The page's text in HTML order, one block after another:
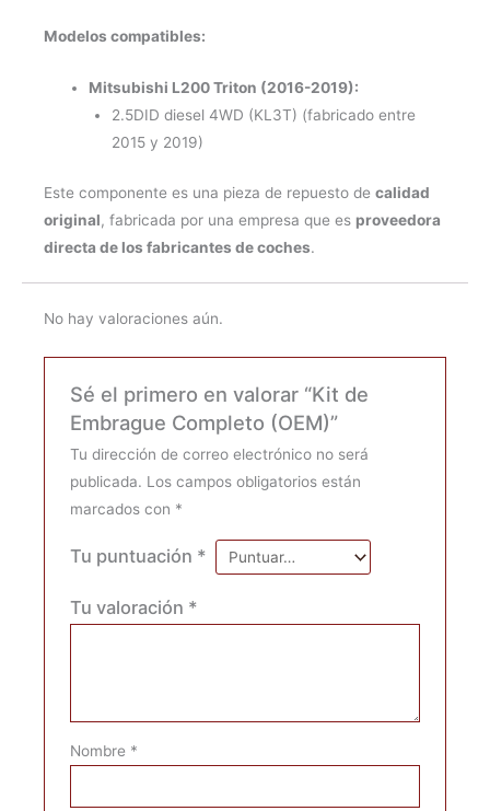
Modelos compatibles:
Mitsubishi L200 Triton (2016-2019):
2.5DID diesel 4WD (KL3T) (fabricado entre
2015 y 2019)
Este componente es una pieza de repuesto de calidad
original, fabricada por una empresa que es proveedora
directa de los fabricantes de coches.
No hay valoraciones aún.
Sé el primero en valorar “Kit de
Embrague Completo (OEM)”
Tu dirección de correo electrónico no será
publicada. Los campos obligatorios están
marcados con *
Tu puntuación *
Tu valoración *
Nombre *